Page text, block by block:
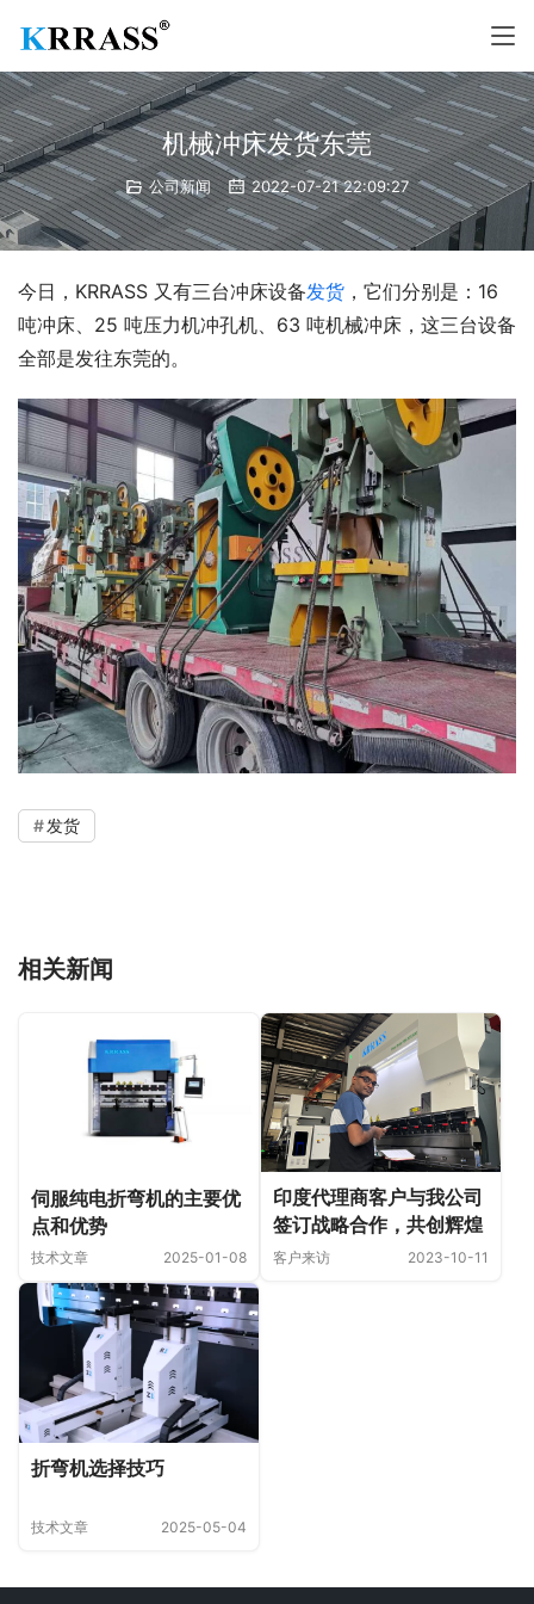
机械冲床发货东莞
公司新闻 2022-07-21 22:09:27
今日，KRRASS 又有三台冲床设备发货 ，它们分别是：16
吨冲床、25 吨压力机冲孔机、63 吨机械冲床，这三台设备
全部是发往东莞的。
发货
相关新闻
伺服纯电折弯机的主要优
点和优势
技术文章 2025-01-08
印度代理商客户与我公司
签订战略合作，共创辉煌
客户来访 2023-10-11
折弯机选择技巧
技术文章 2025-05-04